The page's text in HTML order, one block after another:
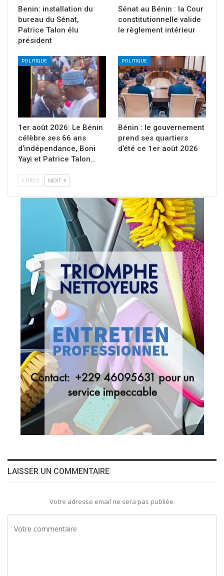
Benin: installation du
bureau du Sénat,
Patrice Talon élu
président
Sénat au Bénin : la Cour
constitutionnelle valide
le règlement intérieur
POLITIQUE
1er août 2026: Le Bénin
célèbre ses 66 ans
d’indépendance, Boni
Yayi et Patrice Talon…
POLITIQUE
Bénin : le gouvernement
prend ses quartiers
d’été ce 1er août 2026
PREV NEXT
LAISSER UN COMMENTAIRE
Votre adresse email ne sera pas publiée.